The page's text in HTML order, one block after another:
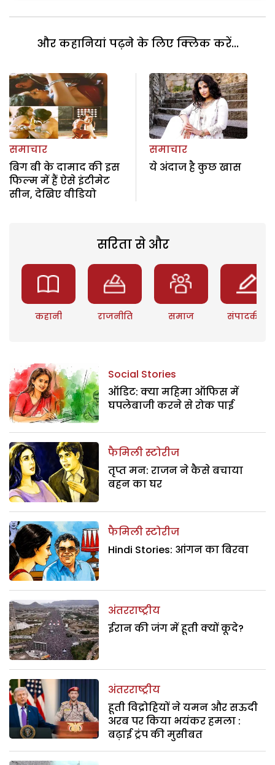
और कहानियां पढ़ने के लिए क्लिक करें...
समाचार
बिग बी के दामाद की इस
फिल्म में हैं ऐसे इंटीमेट
सीन, देखिए वीडियो
समाचार
ये अंदाज है कुछ खास
सरिता से और
कहानी राजनीति समाज संपादकीय
Social Stories
ऑडिट: क्या महिमा ऑफिस में
घपलेबाजी करने से रोक पाई
फैमिली स्टोरीज
तृप्त मन: राजन ने कैसे बचाया
बहन का घर
फैमिली स्टोरीज
Hindi Stories: आंगन का बिरवा
अंतरराष्ट्रीय
ईरान की जंग में हूती क्यों कूदे?
अंतरराष्ट्रीय
हूती विद्रोहियों ने यमन और सऊदी
अरब पर किया भयंकर हमला :
बढ़ाई ट्रंप की मुसीबत